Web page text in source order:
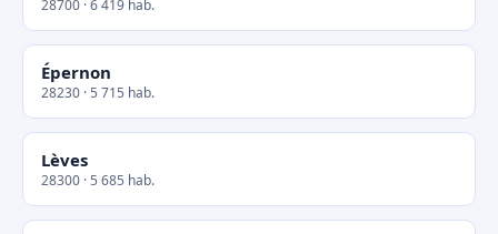
28700 · 6 419 hab.
Épernon
28230 · 5 715 hab.
Lèves
28300 · 5 685 hab.